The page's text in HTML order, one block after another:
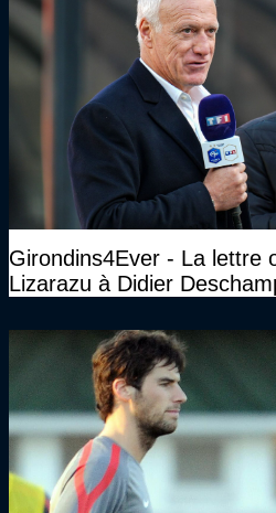
Girondins4Ever - La lettre
Lizarazu à Didier